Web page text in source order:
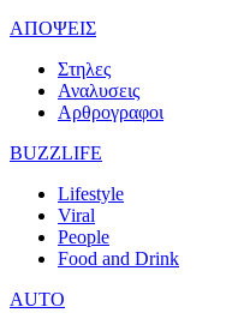
ΑΠΟΨΕΙΣ
Στηλες
Αναλυσεις
Αρθρογραφοι
BUZZLIFE
Lifestyle
Viral
People
Food and Drink
AUTO